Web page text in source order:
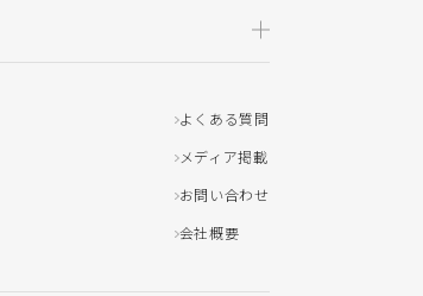
よくある質問
メディア掲載
お問い合わせ
会社概要